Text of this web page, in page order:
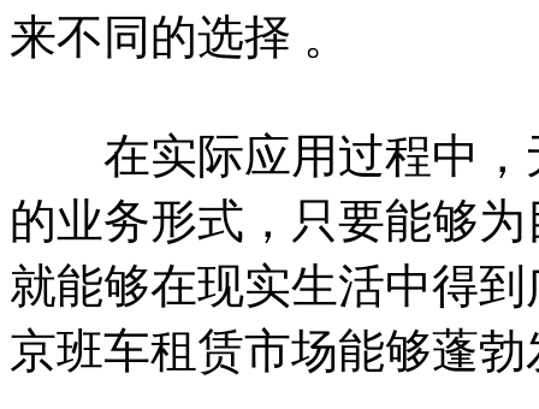
来不同的选择 。
在实际应用过程中，
的业务形式，只要能够
就能够在现实生活中得
京班车租赁市场能够蓬